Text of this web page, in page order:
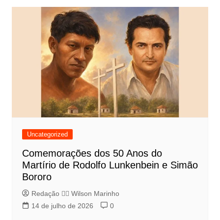
Uncategorized
Comemorações dos 50 Anos do
Martírio de Rodolfo Lunkenbein e Simão
Bororo
Redação 👨‍⚖️​ Wilson Marinho
14 de julho de 2026
0